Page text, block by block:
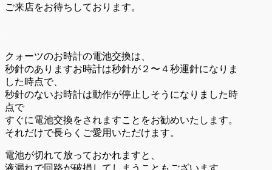
ご来店をお待ちしております。
クォーツのお時計の電池交換は、
秒針のありますお時計は秒針が２〜４秒運針になりま
した時点で、
秒針のないお時計は動作が停止しそうになりました時
点で
すぐに電池交換をされますことをお勧めいたします。
それだけで長らくご愛用いただけます。
電池が切れて放っておかれますと、